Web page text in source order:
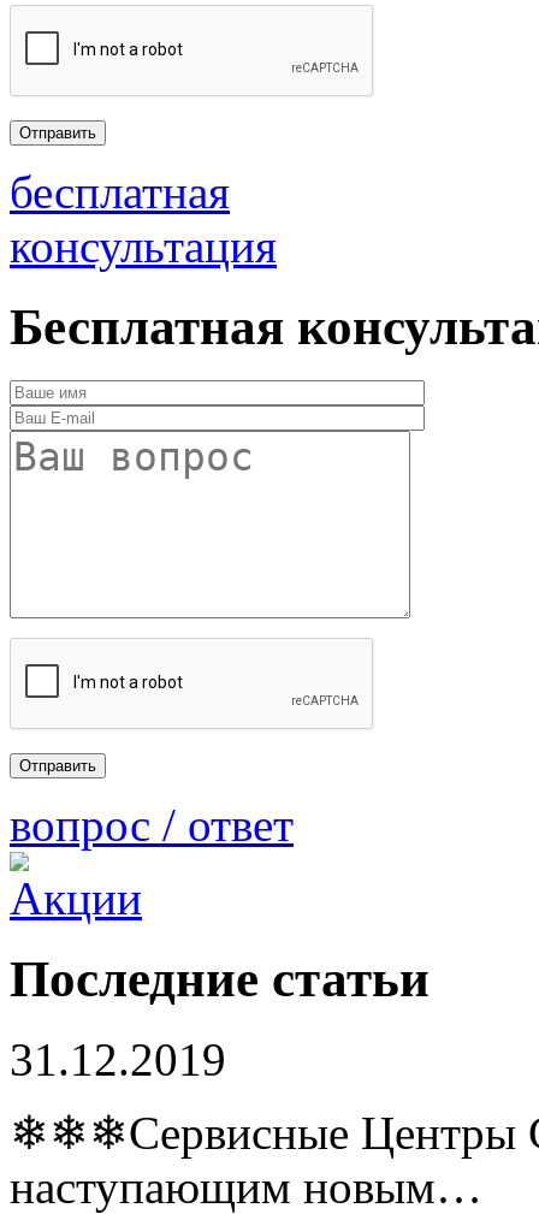
бесплатная
консультация
Бесплатная
вопрос / ответ
Последние статьи
31.12.2019
❄❄❄Сервисные Центры
наступающим новым…